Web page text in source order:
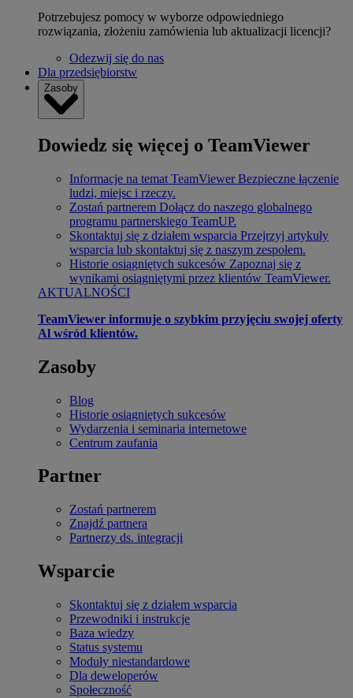
Potrzebujesz pomocy w wyborze odpowiedniego
rozwiązania, złożeniu zamówienia lub aktualizacji licencji?
Odezwij się do nas
Dla przedsiębiorstw
Zasoby
Dowiedz się więcej o TeamViewer
Informacje na temat TeamViewer Bezpieczne łączenie
ludzi, miejsc i rzeczy.
Zostań partnerem Dołącz do naszego globalnego
programu partnerskiego TeamUP.
Skontaktuj się z działem wsparcia Przejrzyj artykuły
wsparcia lub skontaktuj się z naszym zespołem.
Historie osiągniętych sukcesów Zapoznaj się z
wynikami osiągniętymi przez klientów TeamViewer.
AKTUALNOŚCI
TeamViewer informuje o szybkim przyjęciu swojej oferty
Al wśród klientów.
Zasoby
Blog
Historie osiągniętych sukcesów
Wydarzenia i seminaria internetowe
Centrum zaufania
Partner
Zostań partnerem
Znajdź partnera
Partnerzy ds. integracji
Wsparcie
Skontaktuj się z działem wsparcia
Przewodniki i instrukcje
Baza wiedzy
Status systemu
Moduły niestandardowe
Dla deweloperów
Społeczność